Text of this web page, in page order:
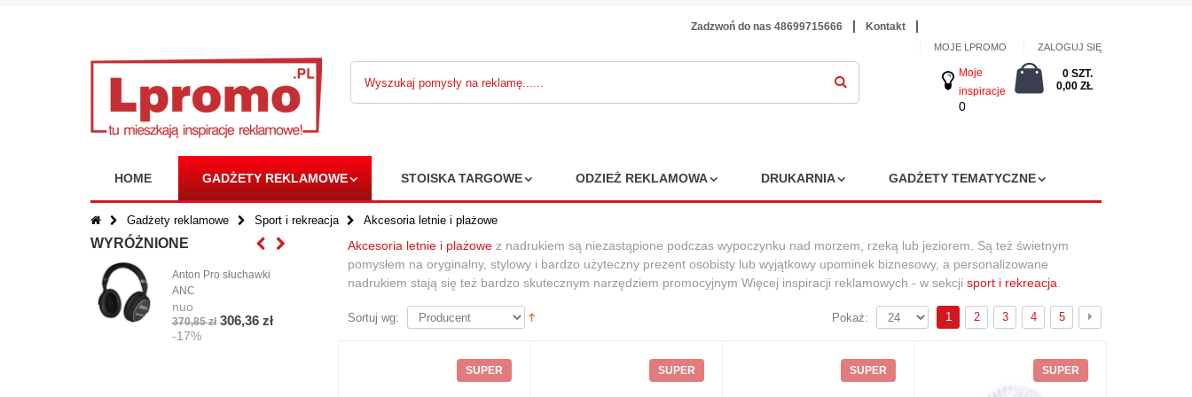
Zadzwoń do nas 48699715666 Kontakt
MOJE LPROMO ZALOGUJ SIĘ
Moje
inspiracje
0
0 SZT.
0,00 ZŁ
HOME GADŻETY REKLAMOWE STOISKA TARGOWE ODZIEŻ REKLAMOWA DRUKARNIA GADŻETY TEMATYCZNE
Gadżety reklamowe Sport i rekreacja Akcesoria letnie i plażowe
Akcesoria letnie i plażowez nadrukiem są niezastąpione podczas wypoczynku nad morzem, rzeką lub jeziorem. Są też świetnym
pomysłem na oryginalny, stylowy i bardzo użyteczny prezent osobisty lub wyjątkowy upominek biznesowy, a personalizowane
nadrukiem stają się też bardzo skutecznym narzędziem promocyjnym Więcej inspiracji reklamowych - w sekcji sport i rekreacja
Sortuj wg: 1 2 3 4 5
Pokaż:
SUPER SUPER SUPER SUPER
WYRÓŻNIONE
Anton Pro słuchawki
ANC
nuo
370,85 zł 306,36 zł
-17%
Czapka 5-panelowa
Baseball
4,72 zł 3,90 zł